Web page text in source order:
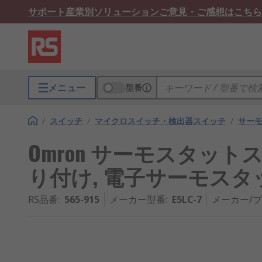
サポート産業別ソリューションご意見・ご感想はこちら
メニュー 型番
/ スイッチ / マイクロスイッチ・検出器スイッチ / サー
Omron サーモスタット
り付け, 電子サーモスタ
RS品番: 565-915 メーカー型番: E5LC-7 メーカー/